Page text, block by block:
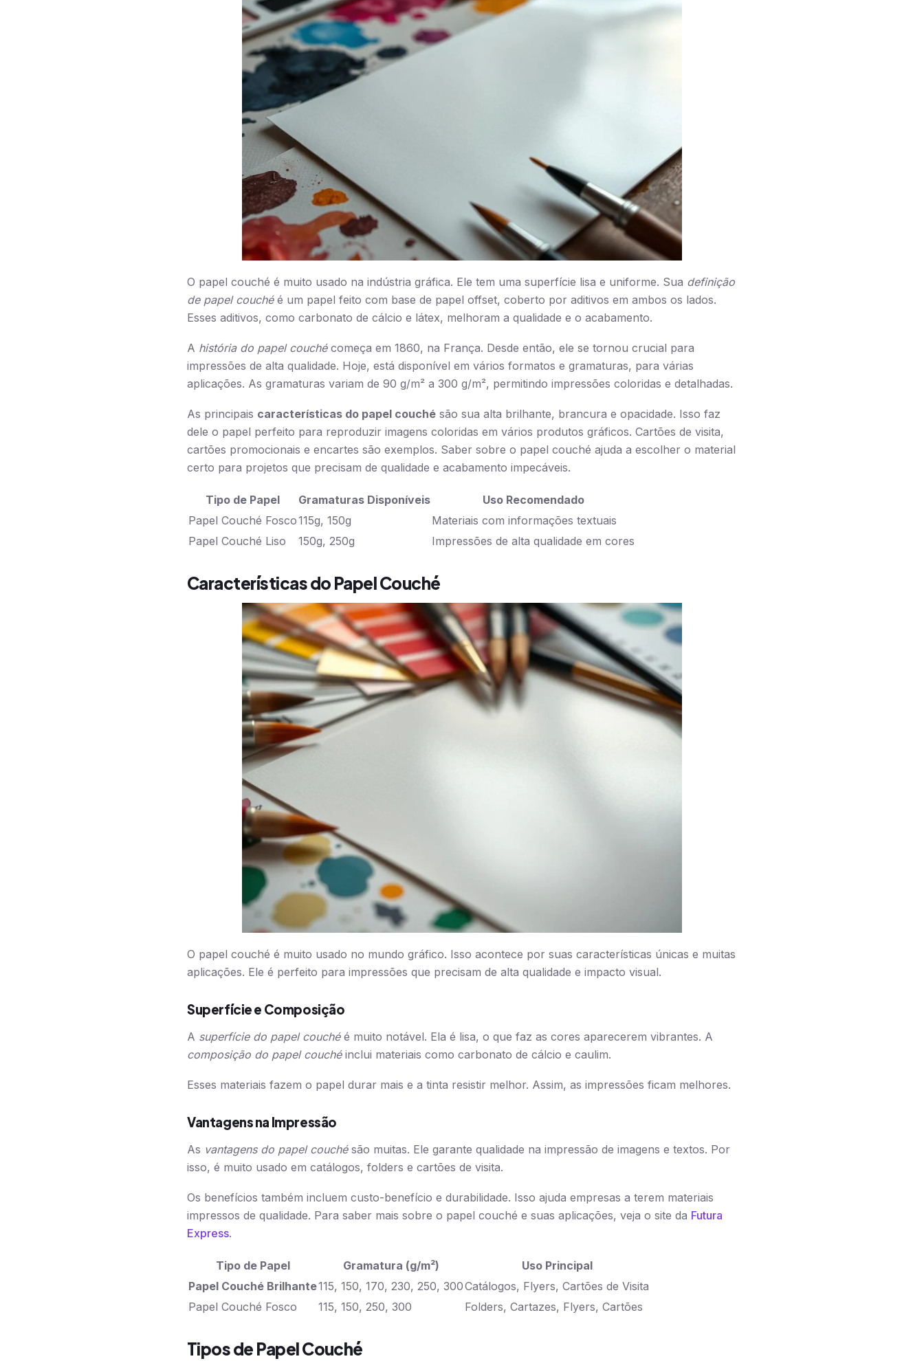
O papel couché é muito usado na indústria gráfica. Ele tem uma superfície lisa e uniforme. Sua definição
de papel couchéé um papel feito com base de papel offset, coberto por aditivos em ambos os lados.
Esses aditivos, como carbonato de cálcio e látex, melhoram a qualidade e o acabamento.
A história do papel couchécomeça em 1860, na França. Desde então, ele se tornou crucial para
impressões de alta qualidade. Hoje, está disponível em vários formatos e gramaturas, para várias
aplicações. As gramaturas variam de 90 g/m² a 300 g/m², permitindo impressões coloridas e detalhadas.
As principais características do papel couché são sua alta brilhante, brancura e opacidade. Isso faz
dele o papel perfeito para reproduzir imagens coloridas em vários produtos gráficos. Cartões de visita,
cartões promocionais e encartes são exemplos. Saber sobre o papel couché ajuda a escolher o material
certo para projetos que precisam de qualidade e acabamento impecáveis.
Tipo de Papel Gramaturas Disponíveis
Uso Recomendado
Papel Couché Fosco115g, 150g
Materiais com informações textuais
Papel Couché Liso
150g, 250g Impressões de alta qualidade em cores
Características do Papel Couché
O papel couché é muito usado no mundo gráfico. Isso acontece por suas características únicas e muitas
aplicações. Ele é perfeito para impressões que precisam de alta qualidade e impacto visual.
Superfície e Composição
A superfície do papel couchéé muito notável. Ela é lisa, o que faz as cores aparecerem vibrantes. A
composição do papel couchéinclui materiais como carbonato de cálcio e caulim.
Esses materiais fazem o papel durar mais e a tinta resistir melhor. Assim, as impressões ficam melhores.
Vantagens na Impressão
As vantagens do papel couchésão muitas. Ele garante qualidade na impressão de imagens e textos. Por
isso, é muito usado em catálogos, folders e cartões de visita.
Os benefícios também incluem custo-benefício e durabilidade. Isso ajuda empresas a terem materiais
impressos de qualidade. Para saber mais sobre o papel couché e suas aplicações, veja o site da Futura
Express.
Tipo de Papel Gramatura (g/m²)
Uso Principal
Papel Couché Brilhante115, 150, 170, 230, 250, 300Catálogos, Flyers, Cartões de Visita
Papel Couché Fosco
115, 150, 250, 300 Folders, Cartazes, Flyers, Cartões
Tipos de Papel Couché